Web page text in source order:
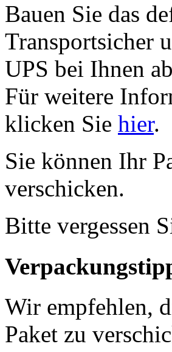
Bauen Sie das
Transportsicher
UPS bei Ihnen
Für weitere
klicken Sie hier.
Sie können Ihr
verschicken.
Bitte vergessen
Wir empfehlen,
Paket zu